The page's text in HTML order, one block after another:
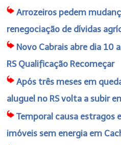
Arrozeiros pedem
renegociação de dívidas
Novo Cabrais abre dia 10
RS Qualificação Recomeçar
Após três meses em
aluguel no RS volta a subir
Temporal causa estragos
imóveis sem energia em